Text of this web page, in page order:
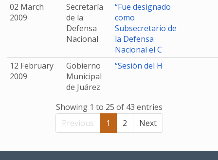
02 March
2009
Secretaría
de la
Defensa
Nacional
“Fue designado
como
Subsecretario de
la Defensa
Nacional el C
12 February
2009
Gobierno
Municipal
de Juárez
“Sesión del H
Showing 1 to 25 of 43 entries
Previous
1 2 Next